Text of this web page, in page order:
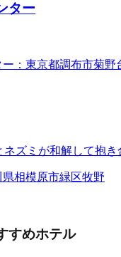
ター
：東京都調布市菊野
ズミが和解して抱き
相模原市緑区牧野
すめホテル